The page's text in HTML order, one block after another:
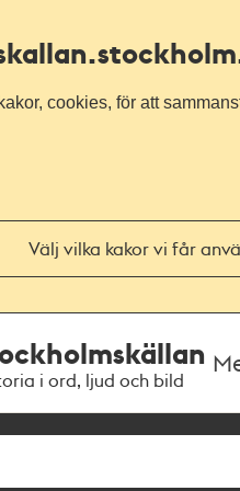
cookies, för att
Välj vilka kakor vi får
i ord, ljud och bild